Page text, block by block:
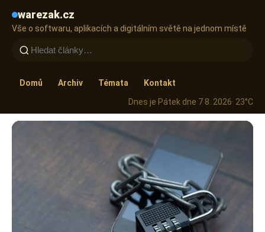
warezak.cz
Vše o softwaru, aplikacích a digitálním světě na jednom místě
Domů Archiv Témata
Kontakt
Dnes je Pátek dne 7 8. 2026· 23°C